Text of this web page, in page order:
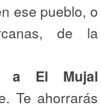
ese pueblo, o
de la
a El Mujal
Te ahorrarás